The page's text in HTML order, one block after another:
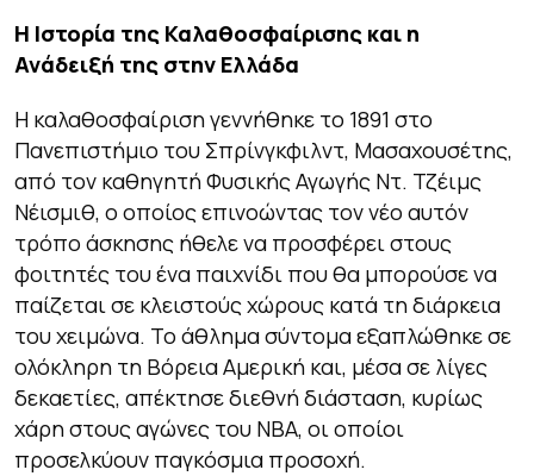
Η Ιστορία της Καλαθοσφαίρισης και η
Ανάδειξή της στην Ελλάδα
Η καλαθοσφαίριση γεννήθηκε το 1891 στο
Πανεπιστήμιο του Σπρίνγκφιλντ, Μασαχουσέτης,
από τον καθηγητή Φυσικής Αγωγής Ντ. Τζέιμς
Νέισμιθ, ο οποίος επινοώντας τον νέο αυτόν
τρόπο άσκησης ήθελε να προσφέρει στους
φοιτητές του ένα παιχνίδι που θα μπορούσε να
παίζεται σε κλειστούς χώρους κατά τη διάρκεια
του χειμώνα. Το άθλημα σύντομα εξαπλώθηκε σε
ολόκληρη τη Βόρεια Αμερική και, μέσα σε λίγες
δεκαετίες, απέκτησε διεθνή διάσταση, κυρίως
χάρη στους αγώνες του NBA, οι οποίοι
προσελκύουν παγκόσμια προσοχή.